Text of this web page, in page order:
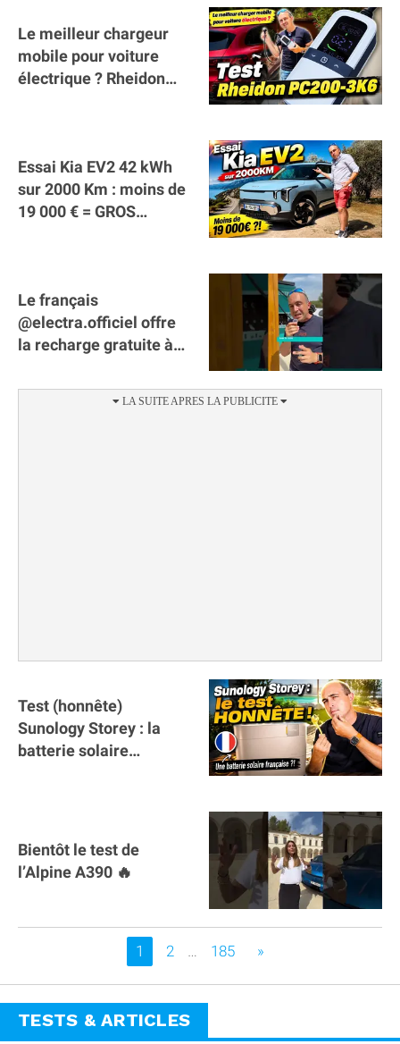
Le meilleur chargeur
mobile pour voiture
électrique ? Rheidon
Essai Kia EV2 42 kWh
sur 2000 Km : moins de
19 000 € = GROS
Le français
@electra.officiel offre
la recharge gratuite à
électriques de Gironde
Test (honnête)
Sunology Storey : la
batterie solaire
Bientôt le test de
l’Alpine A390 🔥
Vous êtes sur la page
1 2 … 185 »
TESTS & ARTICLES